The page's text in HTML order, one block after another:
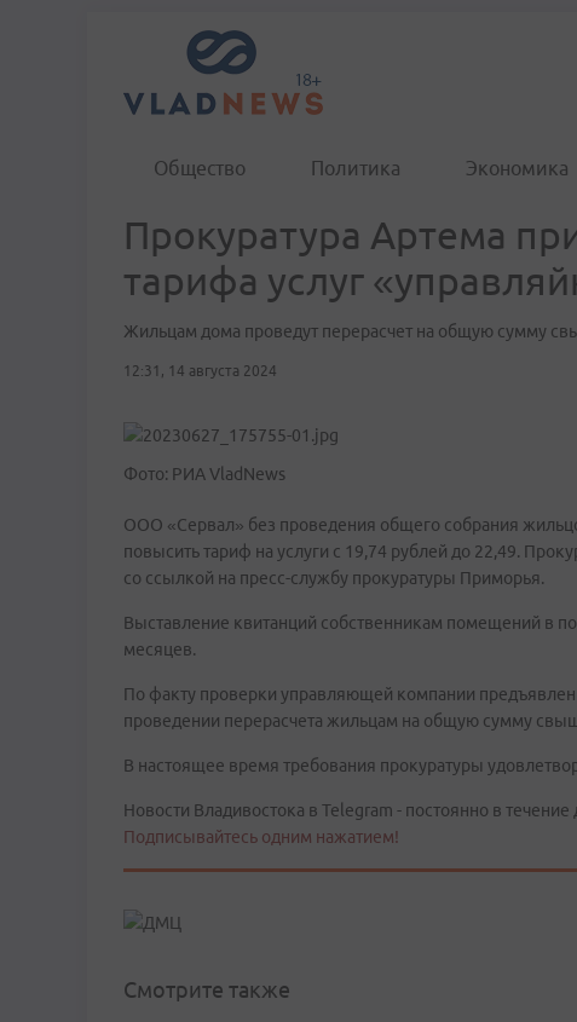
Общество Политика Экономика
Прокуратура Артема
тарифа услуг
Жильцам дома проведут перерасчет на общую сумму
12:31, 14 августа 2024
Фото: РИА VladNews
ООО «Сервал» без проведения общего собрания
повысить тариф на услуги с 19,74 рублей до 22,49.
со ссылкой на пресс-службу прокуратуры Приморья.
Выставление квитанций собственникам помещений в
месяцев.
По факту проверки управляющей компании
проведении перерасчета жильцам на общую сумму
В настоящее время требования прокуратуры
Новости Владивостока в Telegram - постоянно в течение
Подписывайтесь одним нажатием!
Смотрите также